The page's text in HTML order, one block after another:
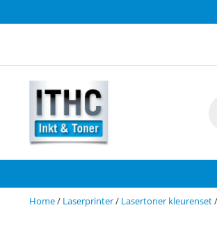
Home/ Laserprinter/ Lasertoner kleurenset/